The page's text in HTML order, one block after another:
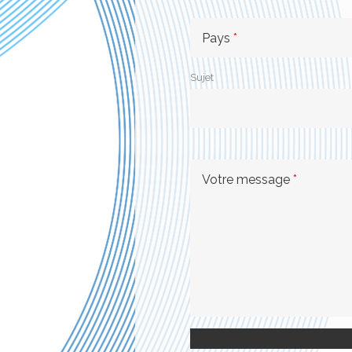
Pays *
Sujet
Votre message *